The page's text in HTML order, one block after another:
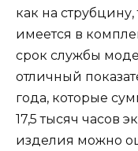
как на
имеется в
срок службы
отличный
года, которые
17,5 тысяч часов
изделия можно